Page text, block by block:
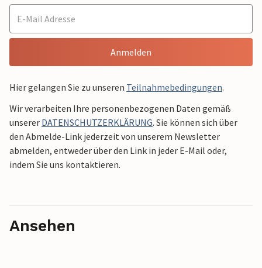
Anmelden
Hier gelangen Sie zu unseren Teilnahmebedingungen.
Wir verarbeiten Ihre personenbezogenen Daten gemäß
unserer DATENSCHUTZERKLÄRUNG. Sie können sich über
den Abmelde-Link jederzeit von unserem Newsletter
abmelden, entweder über den Link in jeder E-Mail oder,
indem Sie uns kontaktieren.
Ansehen